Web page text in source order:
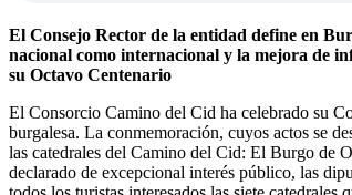
El Consejo Rector de la entidad define en
nacional como internacional y la mejora de
su Octavo Centenario
El Consorcio Camino del Cid ha celebrado su
burgalesa. La conmemoración, cuyos actos se
las catedrales del Camino del Cid: El Burgo de
declarado de excepcional interés público, las